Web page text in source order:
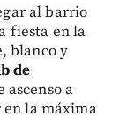
al barrio
fiesta en la
blanco y
de
ascenso a
la máxima